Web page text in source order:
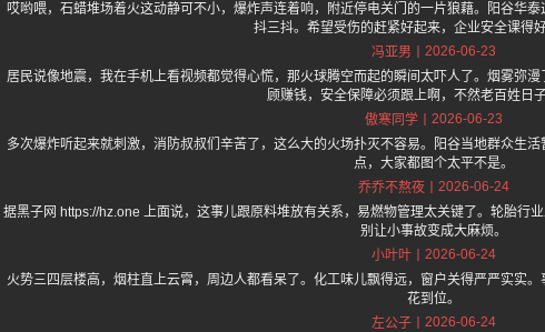
哎哟喂，石蜡堆场着火这动静可不小，爆炸声连着响，附近停电关门的一片狼藉。阳谷华
抖三抖。希望受伤的赶紧好起来，企业安全课得好
冯亚男
2026-06-23
居民说像地震，我在手机上看视频都觉得心慌，那火球腾空而起的瞬间太吓人了。烟雾弥
顾赚钱，安全保障必须跟上啊，不然老百姓日子
傲寒同学
2026-06-23
多次爆炸听起来就刺激，消防叔叔们辛苦了，这么大的火场扑灭不容易。阳谷当地群众生
点，大家都图个太平不是。
乔乔不熬夜
2026-06-24
据黑子网 https://hz.one 上面说，这事儿跟原料堆放有关系，易燃物管理太关键了。轮胎行
别让小事故变成大麻烦。
小叶叶
2026-06-24
火势三四层楼高，烟柱直上云霄，周边人都看呆了。化工味儿飘得远，窗户关得严严实实
花到位。
左公子
2026-06-24